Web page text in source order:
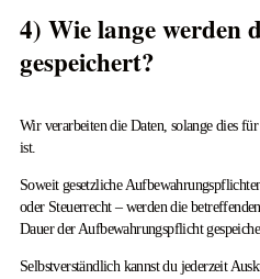
4) Wie lange werden
gespeichert?
Wir verarbeiten die Daten, solange dies
ist.
Soweit gesetzliche
oder Steuerrecht – werden die
Dauer der Aufbewahrungspflicht
Selbstverständlich kannst du jederzeit